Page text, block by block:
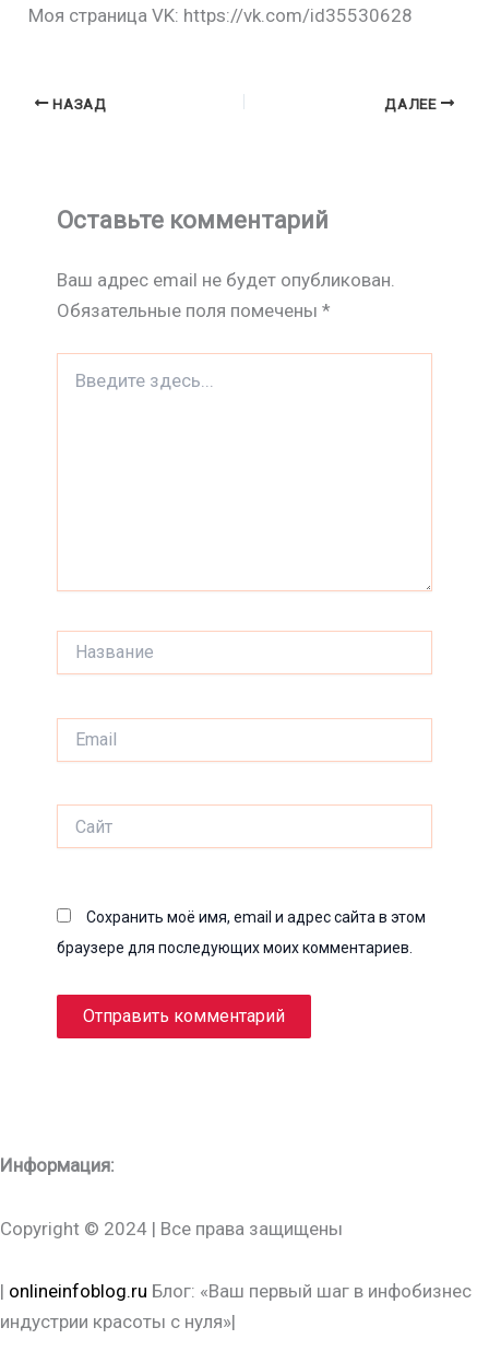
Моя страница VK: https://vk.com/id35530628
НАЗАД ДАЛЕЕ
Оставьте комментарий
Ваш адрес email не будет опубликован.
Обязательные поля помечены *
здесь...
Сохранить моё имя, email и адрес сайта в этом
браузере для последующих моих комментариев.
Информация:
Copyright © 2024 | Все права защищены
| onlineinfoblog.ru Блог: «Ваш первый шаг в инфобизнес
индустрии красоты с нуля»|